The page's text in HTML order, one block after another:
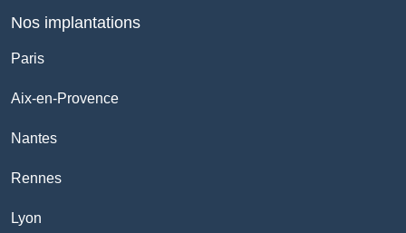
Nos implantations
Paris
Aix-en-Provence
Nantes
Rennes
Lyon